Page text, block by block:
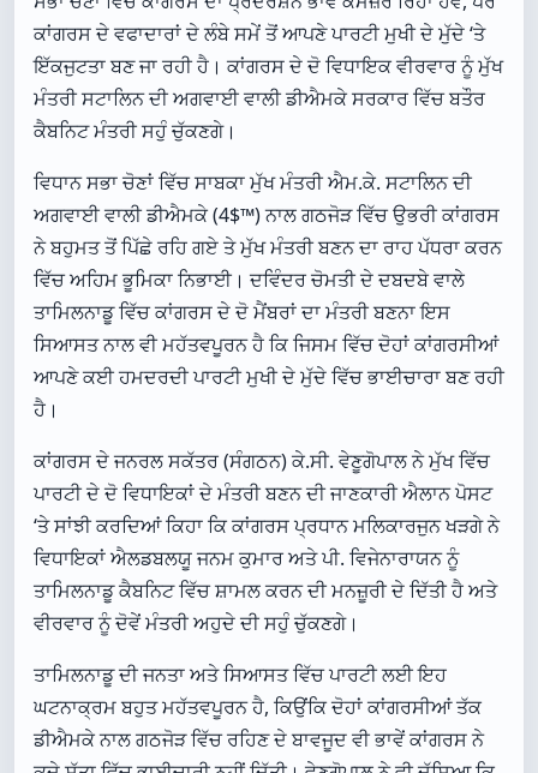
ਕਾਂਗਰਸ ਦੇ ਵਫਾਦਾਰਾਂ ਦੇ ਲੰਬੇ ਸਮੇਂ ਤੋਂ ਆਪਣੇ ਪਾਰਟੀ ਮੁਖੀ ਦੇ ਮੁੱਦੇ ‘ਤੇ
ਇੱਕਜੁਟਤਾ ਬਣ ਜਾ ਰਹੀ ਹੈ। ਕਾਂਗਰਸ ਦੇ ਦੋ ਵਿਧਾਇਕ ਵੀਰਵਾਰ ਨੂੰ ਮੁੱਖ
ਮੰਤਰੀ ਸਟਾਲਿਨ ਦੀ ਅਗਵਾਈ ਵਾਲੀ ਡੀਐਮਕੇ ਸਰਕਾਰ ਵਿੱਚ ਬਤੌਰ
ਕੈਬਨਿਟ ਮੰਤਰੀ ਸਹੁੰ ਚੁੱਕਣਗੇ।
ਵਿਧਾਨ ਸਭਾ ਚੋਣਾਂ ਵਿੱਚ ਸਾਬਕਾ ਮੁੱਖ ਮੰਤਰੀ ਐਮ.ਕੇ. ਸਟਾਲਿਨ ਦੀ
ਅਗਵਾਈ ਵਾਲੀ ਡੀਐਮਕੇ (4$™) ਨਾਲ ਗਠਜੋੜ ਵਿੱਚ ਉਭਰੀ ਕਾਂਗਰਸ
ਨੇ ਬਹੁਮਤ ਤੋਂ ਪਿੱਛੇ ਰਹਿ ਗਏ ਤੇ ਮੁੱਖ ਮੰਤਰੀ ਬਣਨ ਦਾ ਰਾਹ ਪੱਧਰਾ ਕਰਨ
ਵਿੱਚ ਅਹਿਮ ਭੂਮਿਕਾ ਨਿਭਾਈ। ਦਵਿੰਦਰ ਚੋਮਤੀ ਦੇ ਦਬਦਬੇ ਵਾਲੇ
ਤਾਮਿਲਨਾਡੂ ਵਿੱਚ ਕਾਂਗਰਸ ਦੇ ਦੋ ਮੈਂਬਰਾਂ ਦਾ ਮੰਤਰੀ ਬਣਨਾ ਇਸ
ਸਿਆਸਤ ਨਾਲ ਵੀ ਮਹੱਤਵਪੂਰਨ ਹੈ ਕਿ ਜਿਸਮ ਵਿੱਚ ਦੋਹਾਂ ਕਾਂਗਰਸੀਆਂ
ਆਪਣੇ ਕਈ ਹਮਦਰਦੀ ਪਾਰਟੀ ਮੁਖੀ ਦੇ ਮੁੱਦੇ ਵਿੱਚ ਭਾਈਚਾਰਾ ਬਣ ਰਹੀ
ਹੈ।
ਕਾਂਗਰਸ ਦੇ ਜਨਰਲ ਸਕੱਤਰ (ਸੰਗਠਨ) ਕੇ.ਸੀ. ਵੇਣੂਗੋਪਾਲ ਨੇ ਮੁੱਖ ਵਿੱਚ
ਪਾਰਟੀ ਦੇ ਦੋ ਵਿਧਾਇਕਾਂ ਦੇ ਮੰਤਰੀ ਬਣਨ ਦੀ ਜਾਣਕਾਰੀ ਐਲਾਨ ਪੋਸਟ
‘ਤੇ ਸਾਂਝੀ ਕਰਦਿਆਂ ਕਿਹਾ ਕਿ ਕਾਂਗਰਸ ਪ੍ਰਧਾਨ ਮਲਿਕਾਰਜੁਨ ਖੜਗੇ ਨੇ
ਵਿਧਾਇਕਾਂ ਐਲਡਬਲਯੂ ਜਨਮ ਕੁਮਾਰ ਅਤੇ ਪੀ. ਵਿਜੇਨਾਰਾਯਨ ਨੂੰ
ਤਾਮਿਲਨਾਡੂ ਕੈਬਨਿਟ ਵਿੱਚ ਸ਼ਾਮਲ ਕਰਨ ਦੀ ਮਨਜ਼ੂਰੀ ਦੇ ਦਿੱਤੀ ਹੈ ਅਤੇ
ਵੀਰਵਾਰ ਨੂੰ ਦੋਵੇਂ ਮੰਤਰੀ ਅਹੁਦੇ ਦੀ ਸਹੁੰ ਚੁੱਕਣਗੇ।
ਤਾਮਿਲਨਾਡੂ ਦੀ ਜਨਤਾ ਅਤੇ ਸਿਆਸਤ ਵਿੱਚ ਪਾਰਟੀ ਲਈ ਇਹ
ਘਟਨਾਕ੍ਰਮ ਬਹੁਤ ਮਹੱਤਵਪੂਰਨ ਹੈ, ਕਿਉਂਕਿ ਦੋਹਾਂ ਕਾਂਗਰਸੀਆਂ ਤੱਕ
ਡੀਐਮਕੇ ਨਾਲ ਗਠਜੋੜ ਵਿੱਚ ਰਹਿਣ ਦੇ ਬਾਵਜੂਦ ਵੀ ਭਾਵੇਂ ਕਾਂਗਰਸ ਨੇ